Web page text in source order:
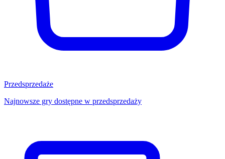
Przedsprzedaże
Najnowsze gry dostępne w przedsprzedaży